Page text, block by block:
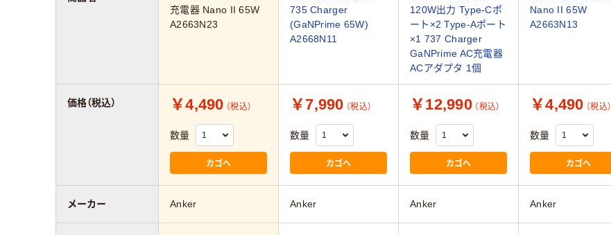
充電器 Nano II 65W
A2663N23
735 Charger
(GaNPrime 65W)
A2668N11
120W出力 Type-Cポ
ート×2 Type-Aポート
×1 737 Charger
GaNPrime AC充電器
ACアダプタ 1個
Nano II 65W
A2663N13
￥4,490 （税込）
数量
カゴへ
￥7,990 （税込）
数量
カゴへ
￥12,990 （税込）
数量
カゴへ
￥4,490 （税込）
数量
カゴへ
Anker Anker Anker Anker
価格（税込）
メーカー